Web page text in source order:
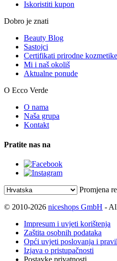
Iskoristiti kupon
Dobro je znati
Beauty Blog
Sastojci
Certifikati prirodne kozmetike
Mi i naš okoliš
Aktualne ponude
O Ecco Verde
O nama
Naša grupa
Kontakt
Pratite nas na
Promjena
© 2010-2026 niceshops GmbH -
Impresum i uvjeti korištenja
Zaštita osobnih podataka
Opći uvjeti poslovanja i
Izjava o pristupačnosti
Postavke privatnosti